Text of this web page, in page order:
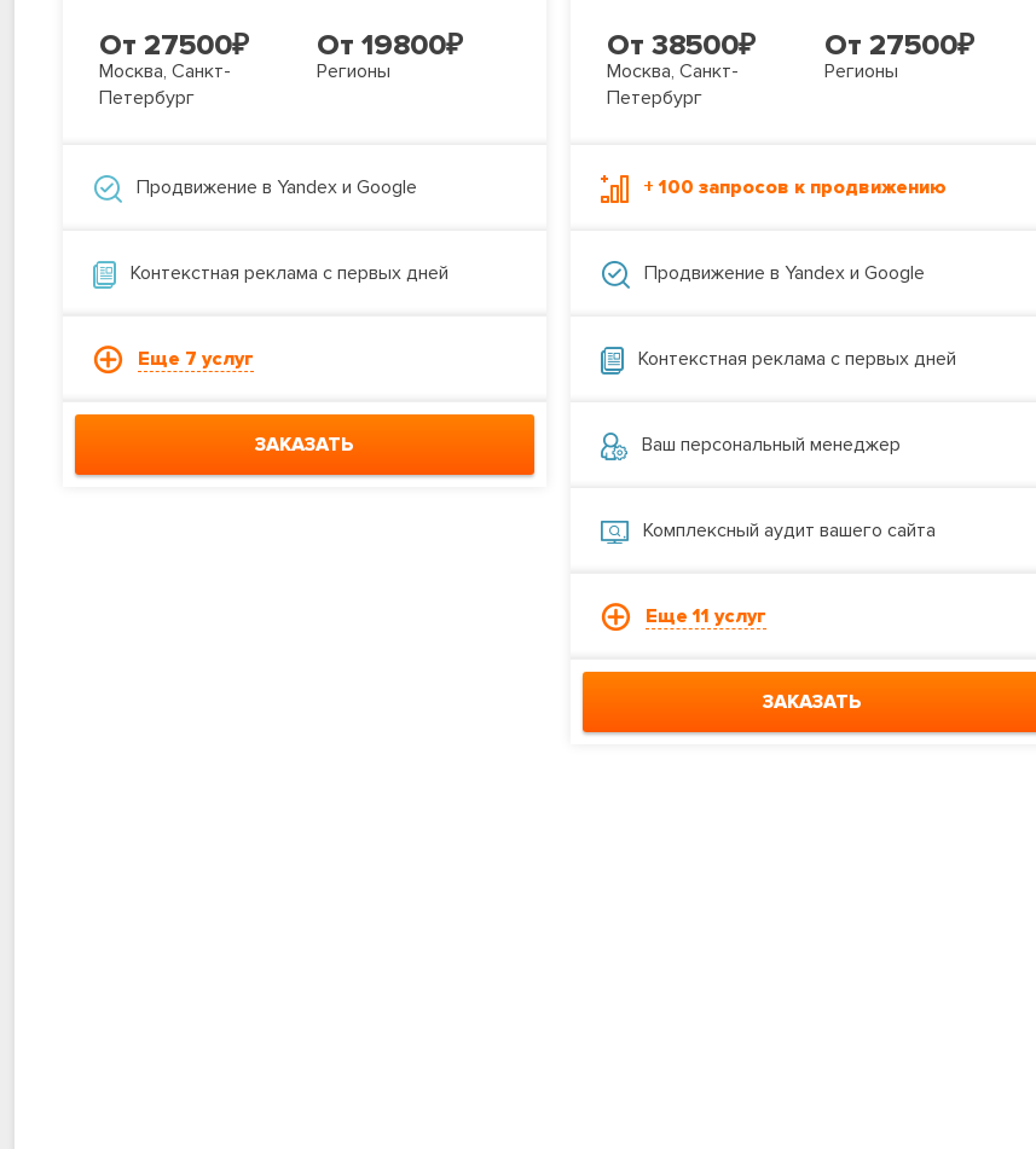
От 27500₽
Москва, Санкт-
Петербург
От 19800₽
Регионы
Продвижение в Yandex и Google
Контекстная реклама с первых дней
Еще 7 услуг
ЗАКАЗАТЬ
От 38500₽
Москва, Санкт-
Петербург
От 27500₽
Регионы
+ 100 запросов к продвижению
Продвижение в Yandex и Google
Контекстная реклама с первых дней
Ваш персональный менеджер
Комплексный аудит вашего сайта
Еще 11 услуг
ЗАКАЗАТЬ